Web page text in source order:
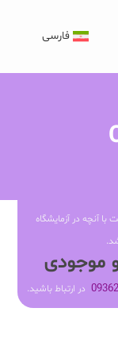
فارسی
آنچه در آزمایشگاه
موجودی
در ارتباط باشید.